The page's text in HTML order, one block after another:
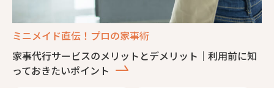
ミニメイド直伝！プロの家事術
家事代行サービスのメリットとデメリット｜利用前に知
っておきたいポイント